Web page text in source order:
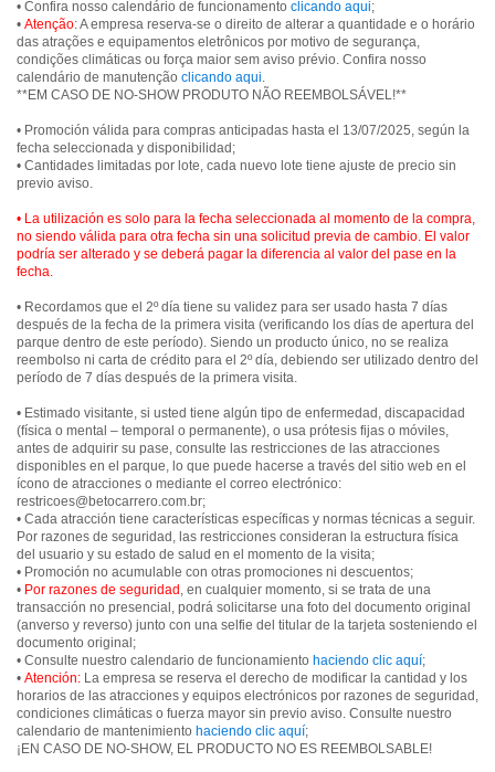
• Confira nosso calendário de funcionamento clicando aqui;
• Atenção: A empresa reserva-se o direito de alterar a quantidade e o horário
das atrações e equipamentos eletrônicos por motivo de segurança,
condições climáticas ou força maior sem aviso prévio. Confira nosso
calendário de manutenção clicando aqui.
• Promoción válida para compras anticipadas hasta el 13/07/2025, según la
fecha seleccionada y disponibilidad;
• Cantidades limitadas por lote, cada nuevo lote tiene ajuste de precio sin
previo aviso.
• La utilización es solo para la fecha seleccionada al momento de la compra,
no siendo válida para otra fecha sin una solicitud previa de cambio. El valor
podría ser alterado y se deberá pagar la diferencia al valor del pase en la
fecha.
• Recordamos que el 2º día tiene su validez para ser usado hasta 7 días
después de la fecha de la primera visita (verificando los días de apertura del
parque dentro de este período). Siendo un producto único, no se realiza
reembolso ni carta de crédito para el 2º día, debiendo ser utilizado dentro del
período de 7 días después de la primera visita.
• Estimado visitante, si usted tiene algún tipo de enfermedad, discapacidad
(física o mental – temporal o permanente), o usa prótesis fijas o móviles,
antes de adquirir su pase, consulte las restricciones de las atracciones
disponibles en el parque, lo que puede hacerse a través del sitio web en el
ícono de atracciones o mediante el correo electrónico:
restricoes@betocarrero.com.br;
• Cada atracción tiene características específicas y normas técnicas a seguir.
Por razones de seguridad, las restricciones consideran la estructura física
del usuario y su estado de salud en el momento de la visita;
• Promoción no acumulable con otras promociones ni descuentos;
• Por razones de seguridad , en cualquier momento, si se trata de una
transacción no presencial, podrá solicitarse una foto del documento original
(anverso y reverso) junto con una selfie del titular de la tarjeta sosteniendo el
documento original;
• Consulte nuestro calendario de funcionamiento haciendo clic aquí;
• Atención: La empresa se reserva el derecho de modificar la cantidad y los
horarios de las atracciones y equipos electrónicos por razones de seguridad,
condiciones climáticas o fuerza mayor sin previo aviso. Consulte nuestro
calendario de mantenimiento haciendo clic aquí;
¡EN CASO DE NO-SHOW, EL PRODUCTO NO ES REEMBOLSABLE!